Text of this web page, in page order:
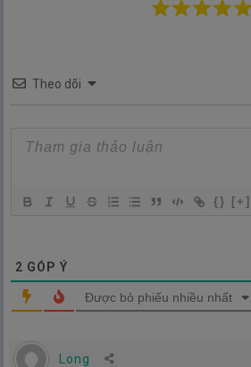
Theo dõi
{} [+]
2 GÓP Ý
Được bỏ phiếu nhiều nhất
Long